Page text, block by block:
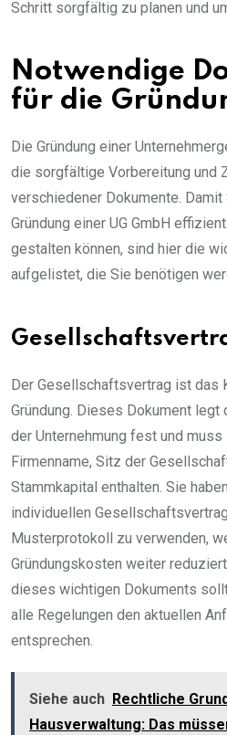
Schritt sorgfältig zu planen und
Notwendige
für die
Die Gründung einer
die sorgfältige Vorbereitung und
verschiedener Dokumente.
Gründung einer UG GmbH
gestalten können, sind hier die
aufgelistet, die Sie benötigen
Der Gesellschaftsvertrag ist das
Gründung. Dieses Dokument legt
der Unternehmung fest und
Firmenname, Sitz der
Stammkapital enthalten. Sie
individuellen
Musterprotokoll zu verwenden,
Gründungskosten weiter
dieses wichtigen Dokuments
alle Regelungen den aktuellen
entsprechen.
Siehe auch Rechtliche
Hausverwaltung: Das